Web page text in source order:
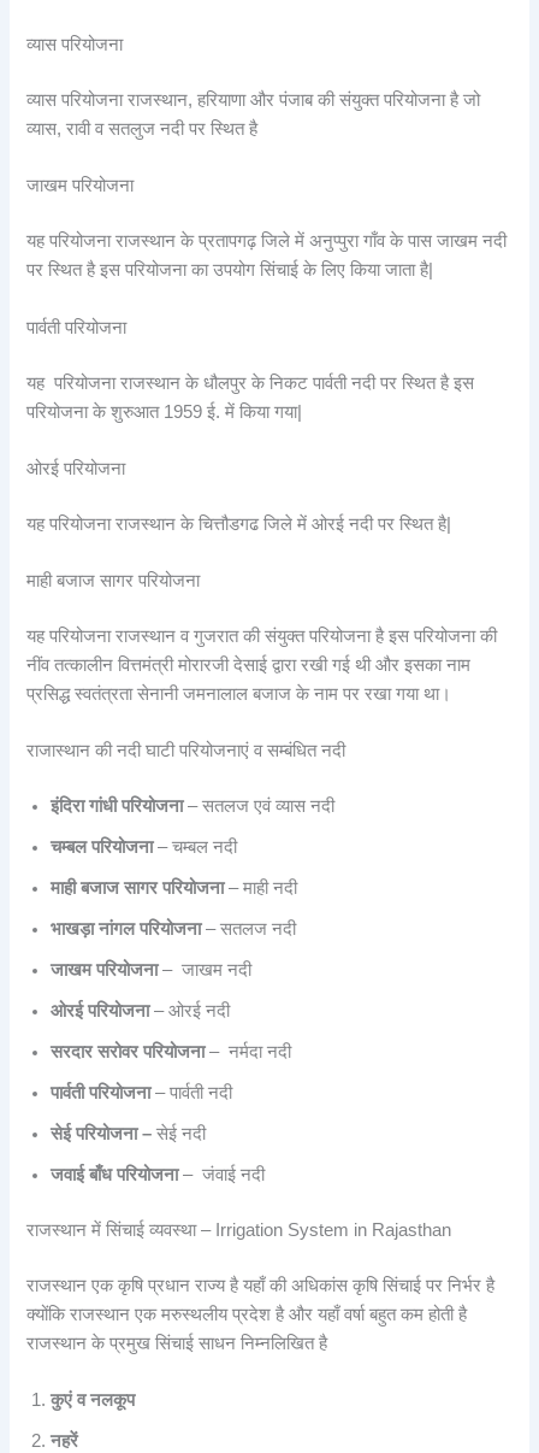
व्यास परियोजना
व्यास परियोजना राजस्थान, हरियाणा और पंजाब की संयुक्त परियोजना है जो
व्यास, रावी व सतलुज नदी पर स्थित है
जाखम परियोजना
यह परियोजना राजस्थान के प्रतापगढ़ जिले में अनुप्पुरा गाँव के पास जाखम नदी
पर स्थित है इस परियोजना का उपयोग सिंचाई के लिए किया जाता है|
पार्वती परियोजना
यह परियोजना राजस्थान के धौलपुर के निकट पार्वती नदी पर स्थित है इस
परियोजना के शुरुआत 1959 ई. में किया गया|
ओरई परियोजना
यह परियोजना राजस्थान के चित्तौडगढ जिले में ओरई नदी पर स्थित है|
माही बजाज सागर परियोजना
यह परियोजना राजस्थान व गुजरात की संयुक्त परियोजना है इस परियोजना की
नींव तत्कालीन वित्तमंत्री मोरारजी देसाई द्वारा रखी गई थी और इसका नाम
प्रसिद्ध स्वतंत्रता सेनानी जमनालाल बजाज के नाम पर रखा गया था।
राजास्थान की नदी घाटी परियोजनाएं व सम्बंधित नदी
इंदिरा गांधी परियोजना– सतलज एवं व्यास नदी
चम्बल परियोजना– चम्बल नदी
माही बजाज सागर परियोजना– माही नदी
भाखड़ा नांगल परियोजना– सतलज नदी
जाखम परियोजना– जाखम नदी
ओरई परियोजना– ओरई नदी
सरदार सरोवर परियोजना– नर्मदा नदी
पार्वती परियोजना– पार्वती नदी
सेई परियोजना – सेई नदी
जवाई बाँध परियोजना– जंवाई नदी
राजस्थान में सिंचाई व्यवस्था – Irrigation System in Rajasthan
राजस्थान एक कृषि प्रधान राज्य है यहाँ की अधिकांस कृषि सिंचाई पर निर्भर है
क्योंकि राजस्थान एक मरुस्थलीय प्रदेश है और यहाँ वर्षा बहुत कम होती है
राजस्थान के प्रमुख सिंचाई साधन निम्नलिखित है
कुएं व नलकूप
नहरें